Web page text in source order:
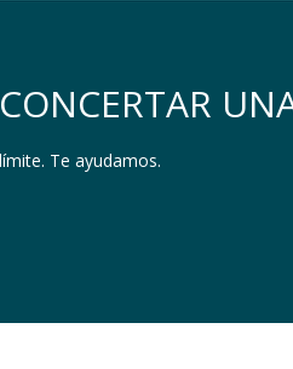
Te ayudamos.